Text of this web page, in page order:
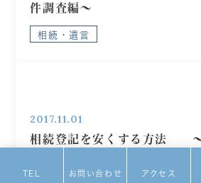
TEL お問い合わせ アクセス
件調査編～
相続・遺言
2017.11.01
相続登記を安くする方法